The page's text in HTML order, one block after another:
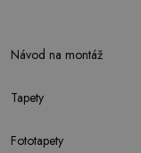
Návod na montáž
Tapety
Fototapety